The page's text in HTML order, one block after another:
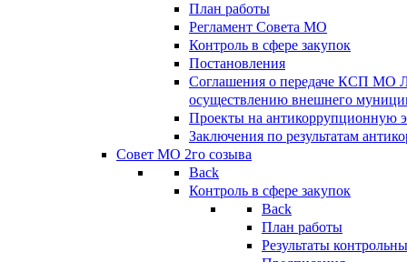
План работы
Регламент Совета МО
Контроль в сфере закупок
Постановления
Соглашения о передаче КСП МО
осуществлению внешнего
Проекты на антикоррупционную
Заключения по результатам
Совет МО 2го созыва
Back
Контроль в сфере закупок
Back
План работы
Результаты